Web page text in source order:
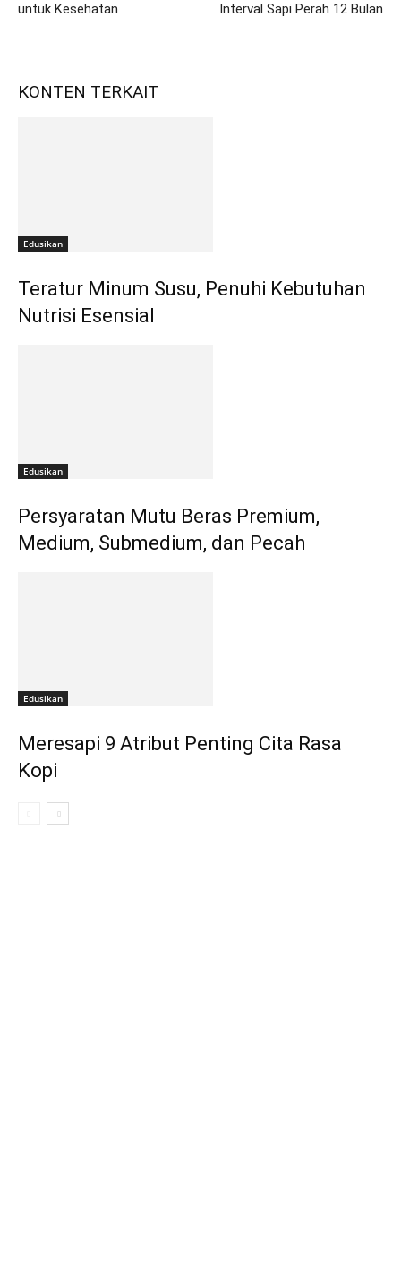
untuk Kesehatan Interval Sapi Perah 12 Bulan
KONTEN TERKAIT
Edusikan
Teratur Minum Susu, Penuhi Kebutuhan
Nutrisi Esensial
Edusikan
Persyaratan Mutu Beras Premium,
Medium, Submedium, dan Pecah
Edusikan
Meresapi 9 Atribut Penting Cita Rasa
Kopi